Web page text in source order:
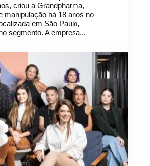
criou a Grandpharma,
manipulação há 18 anos no
em São Paulo,
segmento. A empresa...